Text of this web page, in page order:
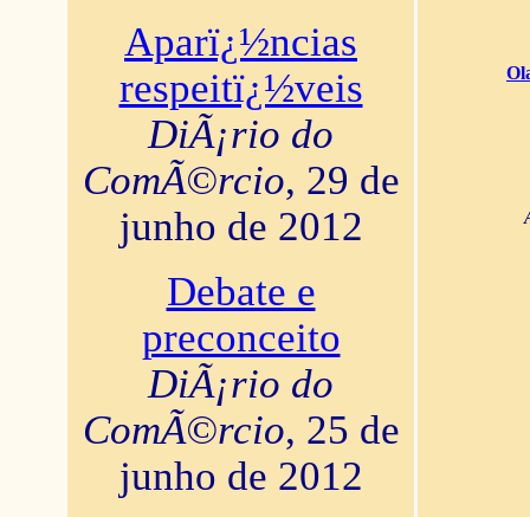
Aparï¿½ncias
respeitï¿½veis
DiÃ¡rio do
ComÃ©rcio, 29 de
junho de 2012
Debate e
preconceito
DiÃ¡rio do
ComÃ©rcio, 25 de
junho de 2012